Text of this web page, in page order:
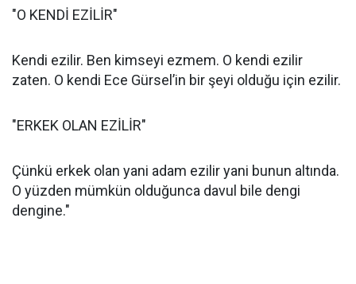
"O KENDİ EZİLİR"
Kendi ezilir. Ben kimseyi ezmem. O kendi ezilir
zaten. O kendi Ece Gürsel’in bir şeyi olduğu için ezilir.
"ERKEK OLAN EZİLİR"
Çünkü erkek olan yani adam ezilir yani bunun altında.
O yüzden mümkün olduğunca davul bile dengi
dengine."